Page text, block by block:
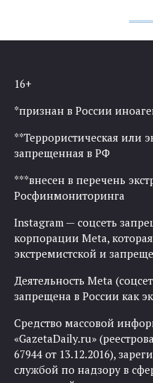
16+
*признан в России
**Террористическая или
запрещенная в РФ
***внесен в перечень
Росфинмониторинга
Instagram — соцсеть
корпорации Meta,
экстремистской и
Деятельность Meta
запрещена в России как
Средство массовой
«GazetaDaily.ru»
67944 от 13.12.2016),
службой по надзору в